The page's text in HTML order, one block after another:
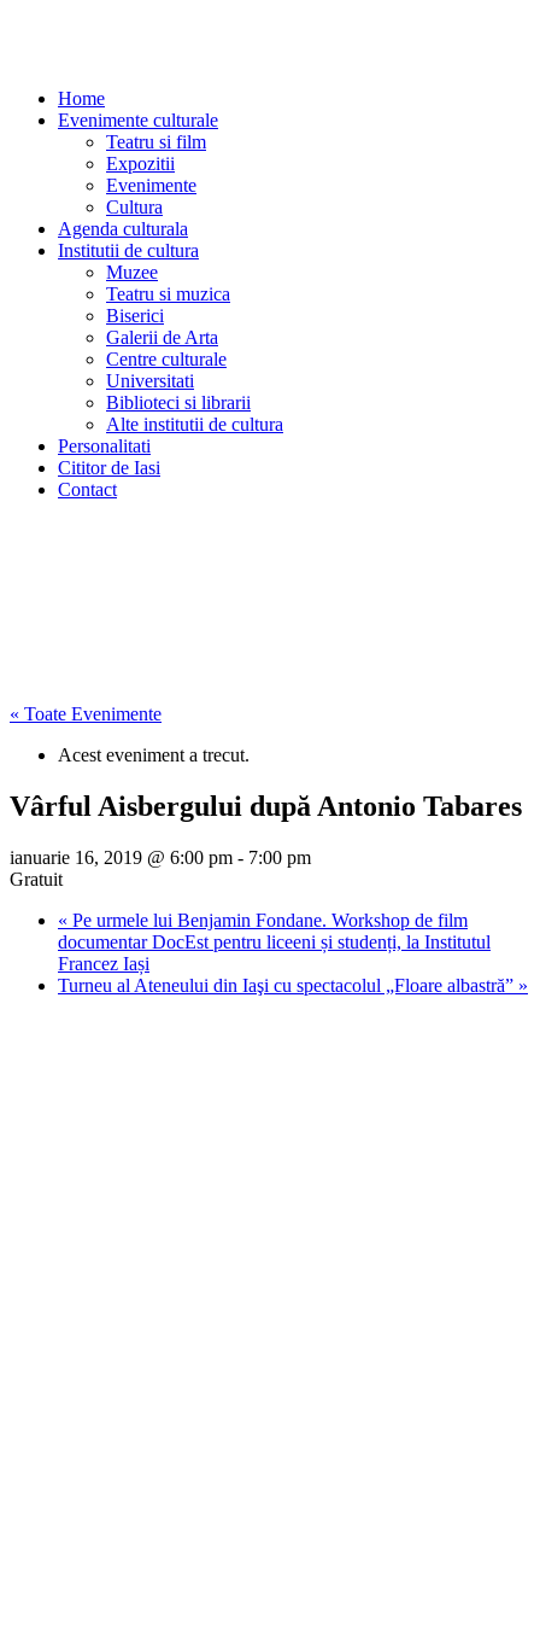
Home
Evenimente culturale
Teatru si film
Expozitii
Evenimente
Cultura
Agenda culturala
Institutii de cultura
Muzee
Teatru si muzica
Biserici
Galerii de Arta
Centre culturale
Universitati
Biblioteci si librarii
Alte institutii de cultura
Personalitati
Cititor de Iasi
Contact
« Toate Evenimente
Acest eveniment a trecut.
Vârful Aisbergului după Antonio Tabares
ianuarie 16, 2019 @ 6:00 pm - 7:00 pm
Gratuit
« Pe urmele lui Benjamin Fondane. Workshop de film
documentar DocEst pentru liceeni și studenți, la Institutul
Francez Iași
Turneu al Ateneului din Iaşi cu spectacolul „Floare albastră” »